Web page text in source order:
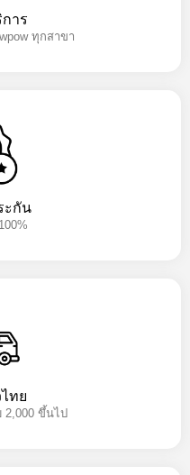
าร
ทุกสาขา
ะกัน
ทย
2,000 ขึ้นไป